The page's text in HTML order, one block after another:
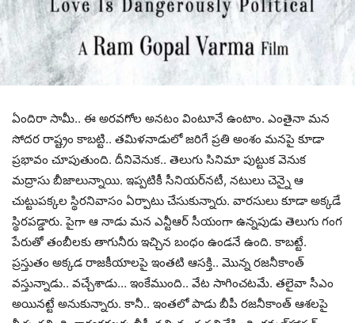
ఏందిరా సామీ.. ఈ అర‌వ‌గోల అన‌టం వింటూనే ఉంటాం. ఎంతైనా మ‌న
సోద‌ర రాష్ట్రం కాబ‌ట్టి.. త‌మిళ‌నాడులో జ‌రిగే ప్ర‌తి అంశం మ‌న‌పై కూడా
ప్ర‌భావం చూపుతుంది. దీనివెనుక‌.. తెలుగు సినిమా పుట్టుక వెనుక
మ‌ద్రాసు బీజాలున్నాయి. ఇప్ప‌టికీ సీనియ‌ర్‌న‌టీ, న‌టులు చెన్నై ఆ
చుట్టుప‌క్క‌ల స్థిర‌నివాసం ఏర్పాటు చేసుకున్నారు. వార‌సులు కూడా అక్క‌డే
స్థిర‌ప‌డ్డారు. పైగా ఆ నాడు మ‌న ఎన్టీఆర్ సీయంగా ఉన్న‌పుడు తెలుగు గంగ
పేరుతో తంబీల‌కు తాగునీరు ఇచ్చిన బంధం ఉండ‌నే ఉంది. కాబ‌ట్టే.
ప్ర‌స్తుతం అక్క‌డ రాజ‌కీయాల‌పై ఇంత‌టి ఆస‌క్తి.. మొన్న ర‌జ‌నీకాంత్
వ‌స్తున్నాడు.. వ‌చ్చేశాడు… ఇంకేముంది.. వేట సాగించ‌టమే. తలైవా సీఎం
అయిన‌ట్టే అనుకున్నారు. కానీ.. ఇంత‌లో పాడు బీపీ ర‌జ‌నీకాంత్ ఆశ‌ల‌పై